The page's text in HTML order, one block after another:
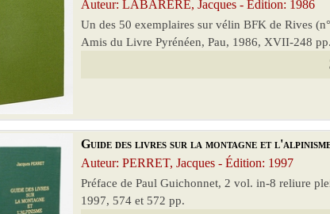
Auteur: LABARERE, Jacques - Édition: 1986
Un des 50 exemplaires sur vélin BFK de Rives
Amis du Livre Pyrénéen, Pau, 1986, XVII-248
Guide des livres sur la montagne et
Auteur: PERRET, Jacques - Édition: 1997
Préface de Paul Guichonnet, 2 vol. in-8 reliure
1997, 574 et 572 pp.